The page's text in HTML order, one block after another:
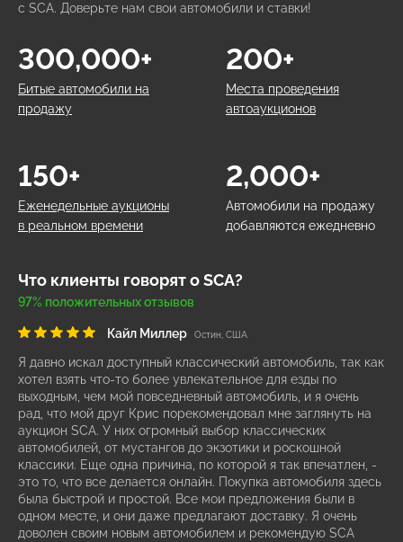
с SCA. Доверьте нам свои автомобили и ставки!
Битые автомобили на
продажу
300,000+
Места проведения
автоаукционов
200+
Еженедельные аукционы
в реальном времени
150+
Автомобили на продажу
добавляются ежедневно
2,000+
Что клиенты говорят о SCA?
97% положительных отзывов
Кайл Миллер Остин, США
Я давно искал доступный классический автомобиль, так как
хотел взять что-то более увлекательное для езды по
выходным, чем мой повседневный автомобиль, и я очень
рад, что мой друг Крис порекомендовал мне заглянуть на
аукцион SCA. У них огромный выбор классических
автомобилей, от мустангов до экзотики и роскошной
классики. Еще одна причина, по которой я так впечатлен, -
это то, что все делается онлайн. Покупка автомобиля здесь
была быстрой и простой. Все мои предложения были в
одном месте, и они даже предлагают доставку. Я очень
доволен своим новым автомобилем и рекомендую SCA